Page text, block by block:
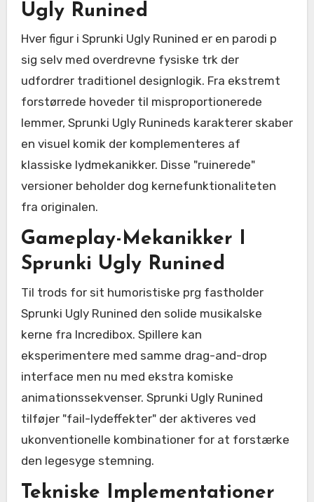
Ugly Runined
Hver figur i Sprunki Ugly Runined er en parodi p
sig selv med overdrevne fysiske trk der
udfordrer traditionel designlogik. Fra ekstremt
forstørrede hoveder til misproportionerede
lemmer, Sprunki Ugly Runineds karakterer skaber
en visuel komik der komplementeres af
klassiske lydmekanikker. Disse "ruinerede"
versioner beholder dog kernefunktionaliteten
fra originalen.
Gameplay-Mekanikker I
Sprunki Ugly Runined
Til trods for sit humoristiske prg fastholder
Sprunki Ugly Runined den solide musikalske
kerne fra Incredibox. Spillere kan
eksperimentere med samme drag-and-drop
interface men nu med ekstra komiske
animationssekvenser. Sprunki Ugly Runined
tilføjer "fail-lydeffekter" der aktiveres ved
ukonventionelle kombinationer for at forstærke
den legesyge stemning.
Tekniske Implementationer